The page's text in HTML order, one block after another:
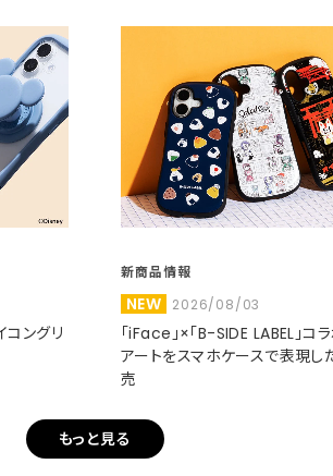
コングリ
新商品情報
NEW 2026/08/03
「iFace」×「B-SIDE LABEL」コ
アートをスマホケースで表現し
売
もっと見る